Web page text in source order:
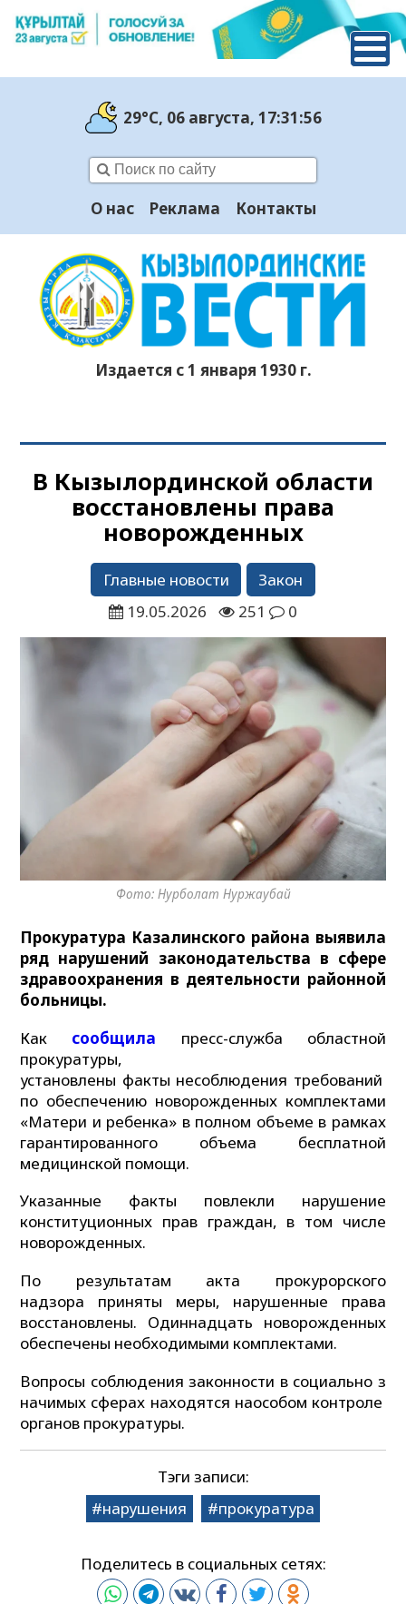
29°C, 06 августа, 17:31:57
О нас Реклама Контакты
Издается с 1 января 1930 г.
В Кызылординской области
восстановлены права
новорожденных
Главные новости
Закон
19.05.2026
251 0
Фото: Нурболат Нуржаубай
Прокуратура Казалинского района выявила
ряд нарушений законодательства в сфере
здравоохранения в деятельности районной
больницы.
Как сообщила
пресс-служба областной
прокуратуры,
установлены факты несоблюдения требований
по обеспечению новорожденных комплектами
«Матери и ребенка» в полном объеме в рамках
гарантированного объема бесплатной
медицинской помощи.
Указанные факты повлекли нарушение
конституционных прав граждан, в том числе
новорожденных.
По результатам акта прокурорского
надзора приняты меры, нарушенные права
восстановлены. Одиннадцать новорожденных
обеспечены необходимыми комплектами.
Вопросы соблюдения законности в социально з
начимых сферах находятся наособом контроле
органов прокуратуры.
Тэги записи:
нарушения
прокуратура
Поделитесь в социальных сетях: